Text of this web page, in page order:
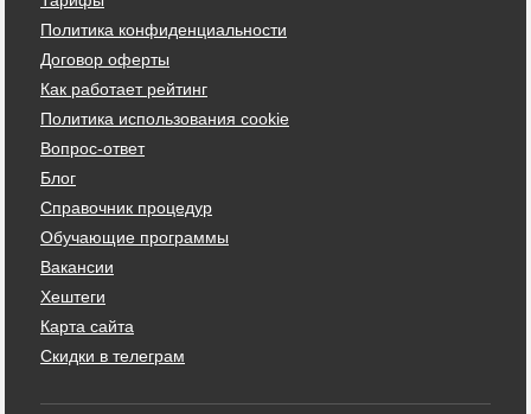
Политика конфиденциальности
Договор оферты
Как работает рейтинг
Политика использования cookie
Вопрос-ответ
Блог
Справочник процедур
Обучающие программы
Вакансии
Хештеги
Карта сайта
Скидки в телеграм